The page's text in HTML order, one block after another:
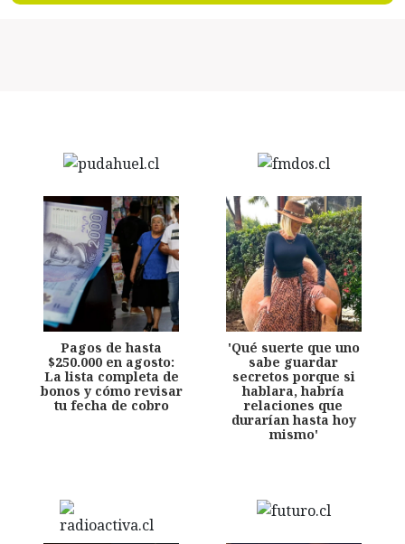
Pagos de hasta
$250.000 en agosto:
La lista completa de
bonos y cómo revisar
tu fecha de cobro
'Qué suerte que uno
sabe guardar
secretos porque si
hablara, habría
relaciones que
durarían hasta hoy
mismo'